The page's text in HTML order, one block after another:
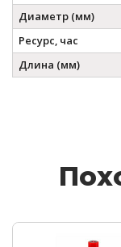
Диаметр (мм)
Ресурс, час
Длина (мм)